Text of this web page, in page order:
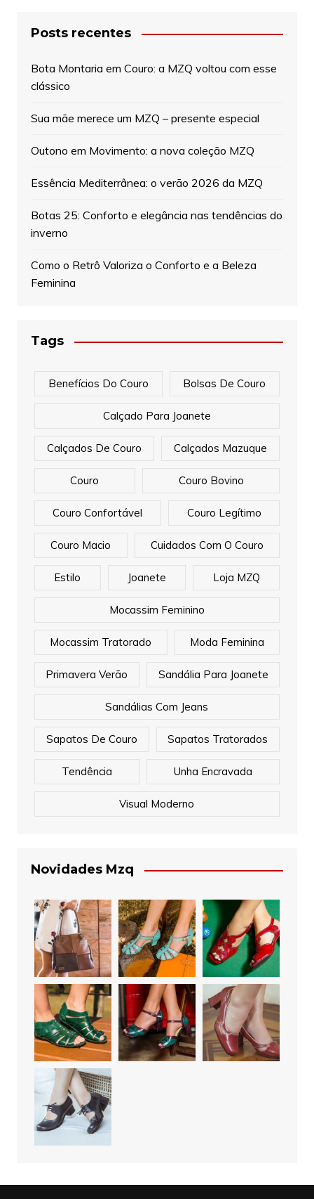
Posts recentes
Bota Montaria em Couro: a MZQ voltou com esse
clássico
Sua mãe merece um MZQ – presente especial
Outono em Movimento: a nova coleção MZQ
Essência Mediterrânea: o verão 2026 da MZQ
Botas 25: Conforto e elegância nas tendências do
inverno
Como o Retrô Valoriza o Conforto e a Beleza
Feminina
Tags
Benefícios Do Couro Bolsas De Couro
Calçado Para Joanete
Calçados De Couro Calçados Mazuque
Couro Couro Bovino
Couro Confortável Couro Legítimo
Couro Macio Cuidados Com O Couro
Estilo Joanete Loja MZQ
Mocassim Feminino
Mocassim Tratorado Moda Feminina
Primavera Verão Sandália Para Joanete
Sandálias Com Jeans
Sapatos De Couro Sapatos Tratorados
Tendência Unha Encravada
Visual Moderno
Novidades Mzq